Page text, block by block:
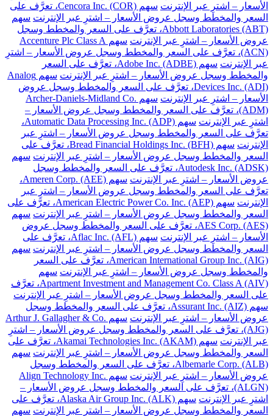
الأسعار – اشترِ عبر الإنترنت
سهم Cencora Inc. (COR)، تعرَّف على
السعر والمخطط وسجل عروض الأسعار – اشترِ عبر الإنترنت سهم
Abbott Laboratories (ABT)، تعرَّف على السعر والمخطط وسجل
عروض الأسعار – اشترِ عبر الإنترنت
سهم Accenture Plc Class A
(ACN)، تعرَّف على السعر والمخطط وسجل عروض الأسعار – اشترِ
عبر الإنترنت
سهم Adobe Inc. (ADBE)، تعرَّف على السعر
والمخطط وسجل عروض الأسعار – اشترِ عبر الإنترنت
سهم Analog
Devices Inc. (ADI)، تعرَّف على السعر والمخطط وسجل عروض
الأسعار – اشترِ عبر الإنترنت
سهم Archer-Daniels-Midland Co.
(ADM)، تعرَّف على السعر والمخطط وسجل عروض الأسعار –
اشترِ عبر الإنترنت
سهم Automatic Data Processing Inc. (ADP)،
تعرَّف على السعر والمخطط وسجل عروض الأسعار – اشترِ عبر
الإنترنت
سهم Bread Financial Holdings Inc. (BFH)، تعرَّف على
السعر والمخطط وسجل عروض الأسعار – اشترِ عبر الإنترنت سهم
Autodesk Inc. (ADSK)، تعرَّف على السعر والمخطط وسجل
عروض الأسعار – اشترِ عبر الإنترنت
سهم Ameren Corp. (AEE)،
تعرَّف على السعر والمخطط وسجل عروض الأسعار – اشترِ عبر
الإنترنت
سهم American Electric Power Co. Inc. (AEP)، تعرَّف على
السعر والمخطط وسجل عروض الأسعار – اشترِ عبر الإنترنت سهم
AES Corp. (AES)، تعرَّف على السعر والمخطط وسجل عروض
الأسعار – اشترِ عبر الإنترنت
سهم Aflac Inc. (AFL)، تعرَّف على
السعر والمخطط وسجل عروض الأسعار – اشترِ عبر الإنترنت سهم
American International Group Inc. (AIG)، تعرَّف على السعر
والمخطط وسجل عروض الأسعار – اشترِ عبر الإنترنت سهم
Apartment Investment and Management Co. Class A (AIV)، تعرَّف
على السعر والمخطط وسجل عروض الأسعار – اشترِ عبر الإنترنت
سهم Assurant Inc. (AIZ)، تعرَّف على السعر والمخطط وسجل
عروض الأسعار – اشترِ عبر الإنترنت
سهم Arthur J. Gallagher & Co.
(AJG)، تعرَّف على السعر والمخطط وسجل عروض الأسعار – اشترِ
عبر الإنترنت
سهم Akamai Technologies Inc. (AKAM)، تعرَّف على
السعر والمخطط وسجل عروض الأسعار – اشترِ عبر الإنترنت سهم
Albemarle Corp. (ALB)، تعرَّف على السعر والمخطط وسجل
عروض الأسعار – اشترِ عبر الإنترنت
سهم Align Technology Inc.
(ALGN)، تعرَّف على السعر والمخطط وسجل عروض الأسعار –
اشترِ عبر الإنترنت
سهم Alaska Air Group Inc. (ALK)، تعرَّف على
السعر والمخطط وسجل عروض الأسعار – اشترِ عبر الإنترنت سهم